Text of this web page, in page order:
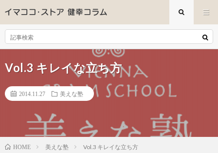
Vol.3 キレイな立ち方
2014.11.27 美えな塾
HOME 美えな塾 Vol.3 キレイな立ち方